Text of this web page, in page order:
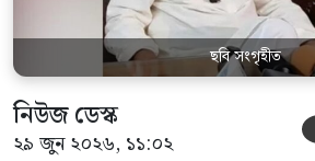
ছবি সংগৃহীত
নিউজ ডেস্ক
২৯ জুন ২০২৬, ১১:০২